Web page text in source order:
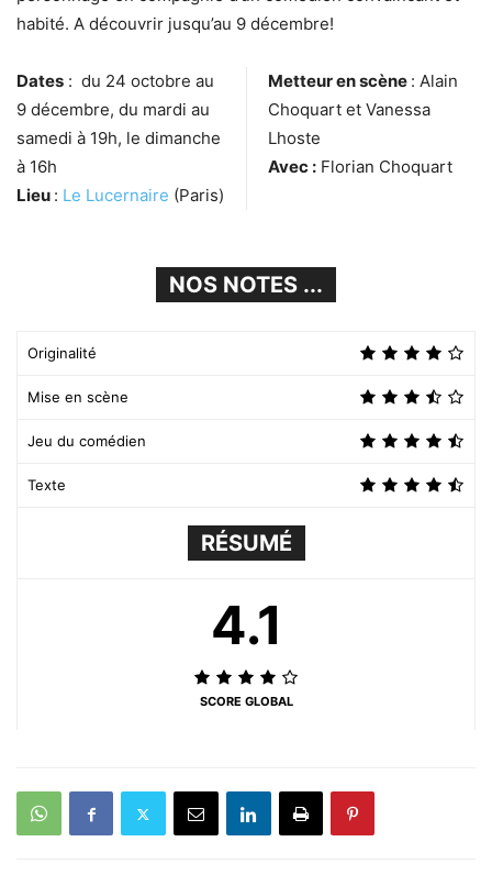
habité. A découvrir jusqu’au 9 décembre!
Dates : du 24 octobre au
9 décembre, du mardi au
samedi à 19h, le dimanche
à 16h
Lieu : Le Lucernaire (Paris)
Metteur en scène : Alain
Choquart et Vanessa
Lhoste
Avec : Florian Choquart
NOS NOTES ...
Originalité
Mise en scène
Jeu du comédien
Texte
RÉSUMÉ
4.1
SCORE GLOBAL